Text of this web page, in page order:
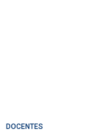
DOCENTES